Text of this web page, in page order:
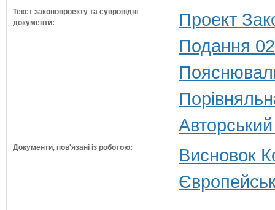
Текст законопроекту та супровідні
документи:
Проект
Подання
Документи, пов'язані із роботою:
Висновок